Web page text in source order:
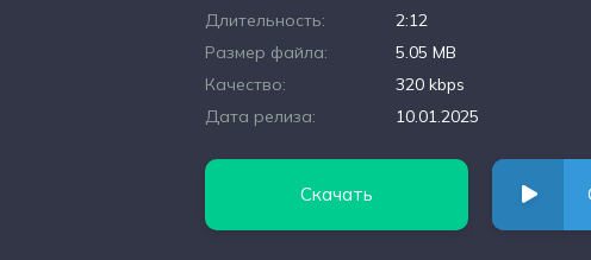
Длительность:
2:12
Размер файла:
5.05 MB
Качество:
320 kbps
Дата релиза:
10.01.2025
Скачать